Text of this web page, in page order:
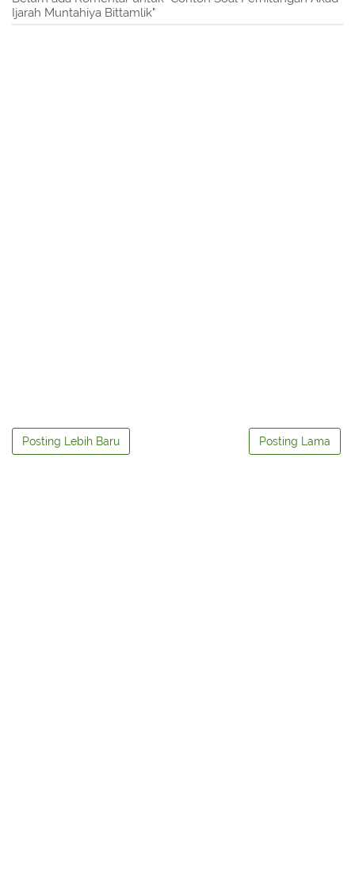
Ijarah Muntahiya Bittamlik"
Posting Lebih Baru Posting Lama